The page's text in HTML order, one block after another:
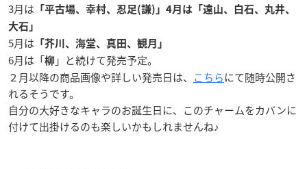
3月は 「平古場、幸村、忍足(謙)」4月は「遠山、白石、丸井、
大石」
5月は 「芥川、海堂、真田、観月」
6月は「柳 」と続けて発売予定。
２月以降の商品画像や詳しい発売日は、 こちらにて随時公開さ
れるそうです。
自分の大好きなキャラのお誕生日に、このチャームをカバンに
付けて出掛けるのも楽しいかもしれませんね♪